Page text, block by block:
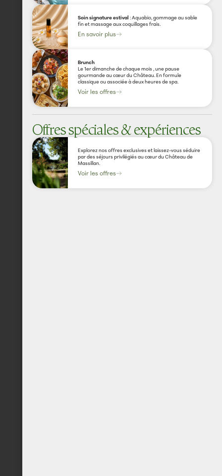
Offres & News
Soin signature estival: Aquabio, gommage au sable
fin et massage aux coquillages frais.
En savoir plus
Brunch
Le 1er dimanche de chaque mois , une pause
gourmande au cœur du Château. En formule
classique ou associée à deux heures de spa.
Voir les offres
Offres spéciales & expériences
Explorez nos offres exclusives et laissez-vous séduire
par des séjours privilégiés au cœur du Château de
Massillan.
Voir les offres